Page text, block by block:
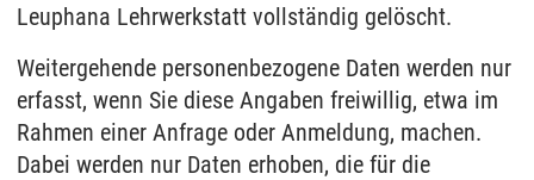
Leuphana Lehrwerkstatt vollständig gelöscht.
Weitergehende personenbezogene Daten werden nur
erfasst, wenn Sie diese Angaben freiwillig, etwa im
Rahmen einer Anfrage oder Anmeldung, machen.
Dabei werden nur Daten erhoben, die für die